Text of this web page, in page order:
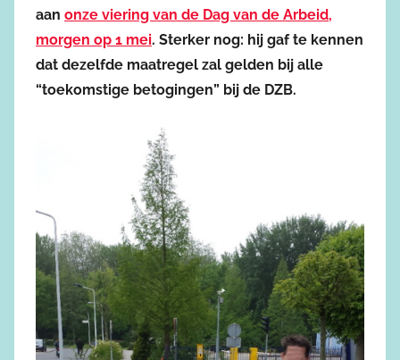
aan onze viering van de Dag van de Arbeid,
morgen op 1 mei. Sterker nog: hij gaf te kennen
dat dezelfde maatregel zal gelden bij alle
“toekomstige betogingen” bij de DZB.